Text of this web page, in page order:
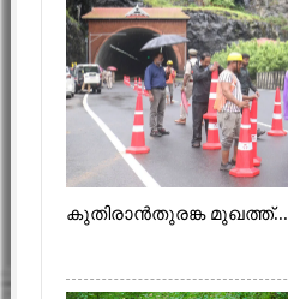
കുതിരാൻതുരങ്ക മുഖത്ത്...